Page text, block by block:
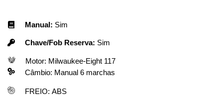
Manual: Sim
Chave/Fob Reserva: Sim
Motor: Milwaukee-Eight 117
Câmbio: Manual 6 marchas
FREIO: ABS